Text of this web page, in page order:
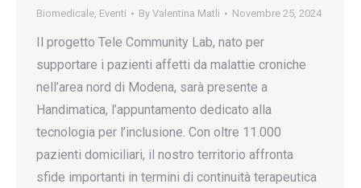
Biomedicale, Eventi By Valentina Matli Novembre 25, 2024
Il progetto Tele Community Lab, nato per
supportare i pazienti affetti da malattie croniche
nell’area nord di Modena, sarà presente a
Handimatica, l’appuntamento dedicato alla
tecnologia per l’inclusione. Con oltre 11.000
pazienti domiciliari, il nostro territorio affronta
sfide importanti in termini di continuità terapeutica